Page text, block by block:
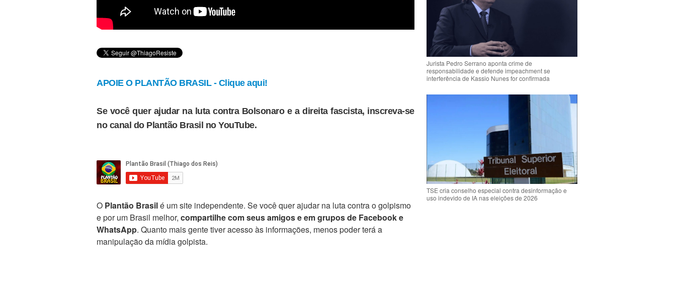
APOIE O PLANTÃO BRASIL - Clique aqui!
Se você quer ajudar na luta contra Bolsonaro e a direita fascista, inscreva-se
no canal do Plantão Brasil no YouTube.
O Plantão Brasilé um site independente. Se você quer ajudar na luta contra o golpismo
e por um Brasil melhor, compartilhe com seus amigos e em grupos de Facebook e
WhatsApp. Quanto mais gente tiver acesso às informações, menos poder terá a
manipulação da mídia golpista.
Jurista Pedro Serrano aponta crime de
responsabilidade e defende impeachment se
interferência de Kassio Nunes for confirmada
TSE cria conselho especial contra desinformação e
uso indevido de IA nas eleições de 2026